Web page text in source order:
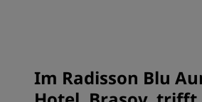
Im Radisson Blu